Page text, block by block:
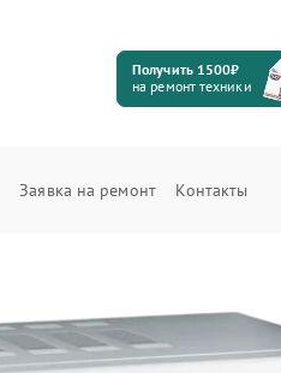
Получить 1500₽
на ремонт техники
Заявка на ремонт Контакты